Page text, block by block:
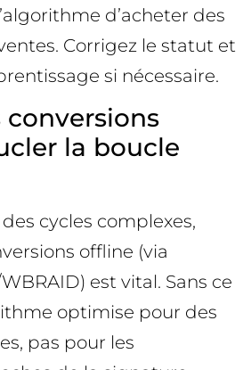
d’acheter des
Corrigez le statut et
si nécessaire.
la boucle
cycles complexes,
offline (via
est vital. Sans ce
optimise pour des
pas pour les